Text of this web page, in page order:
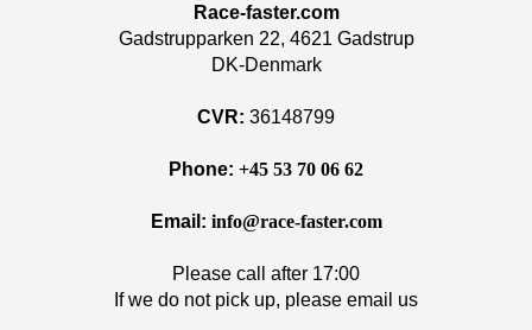
Race-faster.com
Gadstrupparken 22, 4621 Gadstrup
DK-Denmark
CVR: 36148799
Phone: +45 53 70 06 62
Email: info@race-faster.com
Please call after 17:00
If we do not pick up, please email us